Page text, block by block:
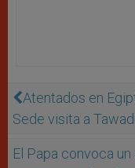
Atentados en
Sede visita a
El Papa convoca